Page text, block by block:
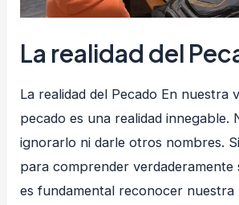
La realidad del
La realidad del Pecado En nuestra
pecado es una realidad innegable.
ignorarlo ni darle otros nombres.
para comprender verdaderamente
es fundamental reconocer